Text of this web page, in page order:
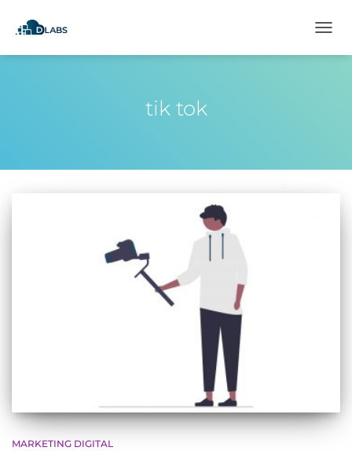
tik tok
MARKETING DIGITAL